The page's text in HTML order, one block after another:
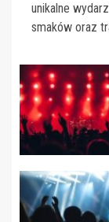
unikalne
smaków oraz